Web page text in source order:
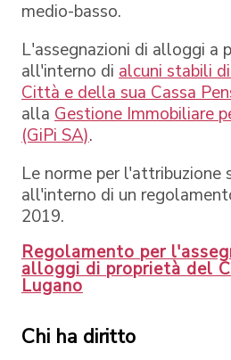
medio-basso.
L'assegnazioni di alloggi a
all'interno di alcuni stabili
Città e della sua Cassa
alla Gestione Immobiliare
(GiPi SA).
Le norme per
all'interno di un
2019.
Regolamento per
alloggi di proprietà del
Lugano
Chi ha diritto